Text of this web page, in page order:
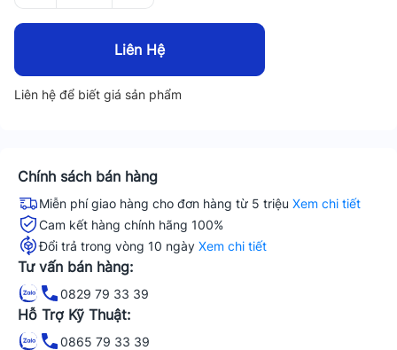
Liên Hệ
Liên hệ để biết giá sản phẩm
Chính sách bán hàng
Miễn phí giao hàng cho đơn hàng từ 5 triệu Xem chi tiết
Cam kết hàng chính hãng 100%
Đổi trả trong vòng 10 ngày Xem chi tiết
Tư vấn bán hàng:
0829 79 33 39
Hỗ Trợ Kỹ Thuật:
0865 79 33 39